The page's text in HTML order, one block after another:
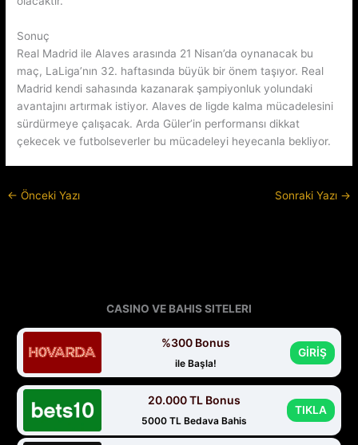
Sonuç
Real Madrid ile Alaves arasında 21 Nisan’da oynanacak bu
maç, LaLiga’nın 32. haftasında büyük bir önem taşıyor. Real
Madrid kendi sahasında kazanarak şampiyonluk yolundaki
avantajını artırmak istiyor. Alaves de ligde kalma mücadelesini
sürdürmeye çalışacak. Arda Güler’in performansı dikkat
çekecek ve futbolseverler bu mücadeleyi heyecanla bekliyor.
← Önceki Yazı Sonraki Yazı →
CASINO VE BAHIS SITELERI
%300 Bonus
ile Başla!
GİRİŞ
20.000 TL Bonus
5000 TL Bedava Bahis
TIKLA